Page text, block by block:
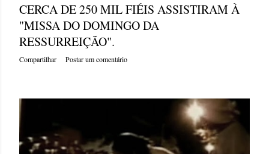
CERCA DE 250 MIL FIÉIS ASSISTIRAM À
"MISSA DO DOMINGO DA
RESSURREIÇÃO".
Compartilhar Postar um comentário